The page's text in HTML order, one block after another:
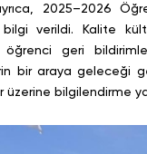
2025–2026
bilgi verildi. Kalite
geri
bir araya geleceği
bilgilendirme